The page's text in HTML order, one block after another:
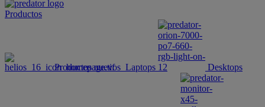
Productos
Productos nuevos Laptops Desktops